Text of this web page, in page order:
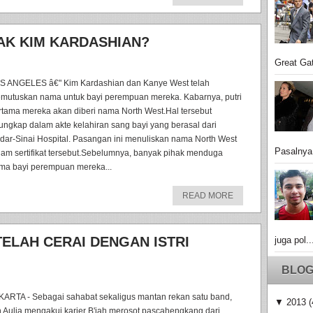
KIM KARDASHIAN?
ANGELES â€" Kim Kardashian dan Kanye West telah
nama untuk bayi perempuan mereka. Kabarnya, putri
mereka akan diberi nama North West.Hal tersebut
dalam akte kelahiran sang bayi yang berasal dari
Sinai Hospital. Pasangan ini menuliskan nama North West
sertifikat tersebut.Sebelumnya, banyak pihak menduga
bayi perempuan mereka...
READ MORE
CERAI DENGAN ISTRI
- Sebagai sahabat sekaligus mantan rekan satu band,
Aulia mengakui karier B'jah merosot pascahengkang dari
Great
juga
▼ 2013